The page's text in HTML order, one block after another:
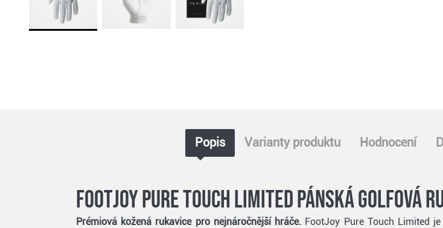
Popis Varianty produktu Hodnocení
Footjoy Pure Touch Limited pánská golfová
Prémiová kožená rukavice pro nejnáročnější hráče. FootJoy Pure Touch Limited